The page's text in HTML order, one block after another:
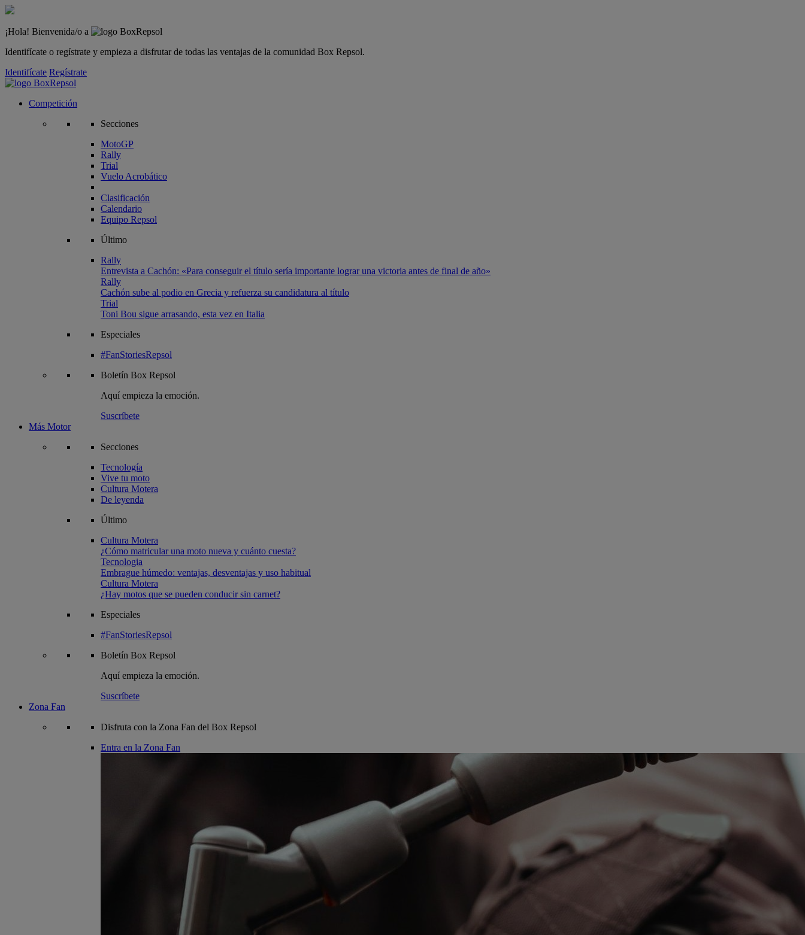
¡Hola! Bienvenida/o a
Identifícate o regístrate y empieza a disfrutar de todas las ventajas de la comunidad Box Repsol.
Identifícate Regístrate
Competición
Secciones
MotoGP
Rally
Trial
Vuelo Acrobático
Clasificación
Calendario
Equipo Repsol
Último
Rally
Entrevista a Cachón: «Para conseguir el título sería importante lograr una victoria antes de final de año»
Rally
Cachón sube al podio en Grecia y refuerza su candidatura al título
Trial
Toni Bou sigue arrasando, esta vez en Italia
Especiales
#FanStoriesRepsol
Boletín Box Repsol
Aquí empieza la emoción.
Suscríbete
Más Motor
Secciones
Tecnología
Vive tu moto
Cultura Motera
De leyenda
Último
Cultura Motera
¿Cómo matricular una moto nueva y cuánto cuesta?
Tecnologia
Embrague húmedo: ventajas, desventajas y uso habitual
Cultura Motera
¿Hay motos que se pueden conducir sin carnet?
Especiales
#FanStoriesRepsol
Boletín Box Repsol
Aquí empieza la emoción.
Suscríbete
Zona Fan
Disfruta con la Zona Fan del Box Repsol
Entra en la Zona Fan